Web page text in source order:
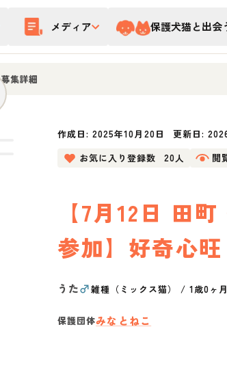
メディア 保護犬猫と出会
募集詳細
作成日:2025年10月20日 更新日:
お気に入り登録数
20人 閲
【7月12日 田
参加】好奇心旺
うた♂雑種（ミックス猫） /1歳0ヶ月
保護団体みなとねこ